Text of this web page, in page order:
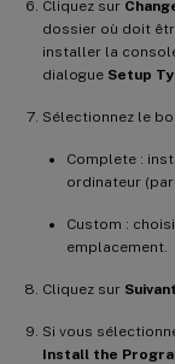
Cliquez sur
dossier où doit
installer la
dialogue Setup
Sélectionnez le
Complete :
ordinateur (par
Custom :
emplacement.
Cliquez sur Suivant
Si vous
Install the